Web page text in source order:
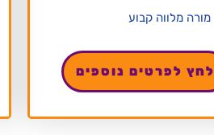
מורה מלווה קבוע
לחץ לפרטים נוספים